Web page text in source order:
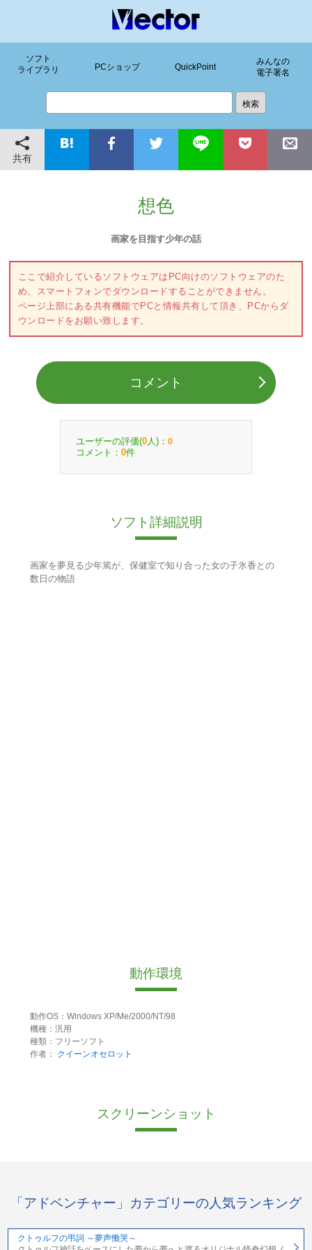
ソフト
ライブラリ
PCショップ QuickPoint
みんなの
電子署名
共有
想色
画家を目指す少年の話
ここで紹介しているソフトウェアはPC向けのソフトウェアのた
め、スマートフォンでダウンロードすることができません。
ページ上部にある共有機能でPCと情報共有して頂き、PCからダ
ウンロードをお願い致します。
コメント
ユーザーの評価(0 人)： 0
コメント： 0件
ソフト詳細説明
画家を夢見る少年篤が、保健室で知り合った女の子氷香との
数日の物語
動作環境
動作OS：Windows XP/Me/2000/NT/98
機種：汎用
種類：フリーソフト
作者：
クイーンオセロット
スクリーンショット
「アドベンチャー」カテゴリーの人気ランキング
クトゥルフの弔詞 ～夢声慟哭～